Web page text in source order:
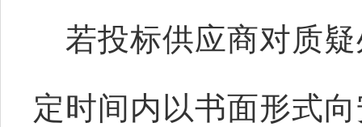
若投标供应商对质
定时间内以书面形式